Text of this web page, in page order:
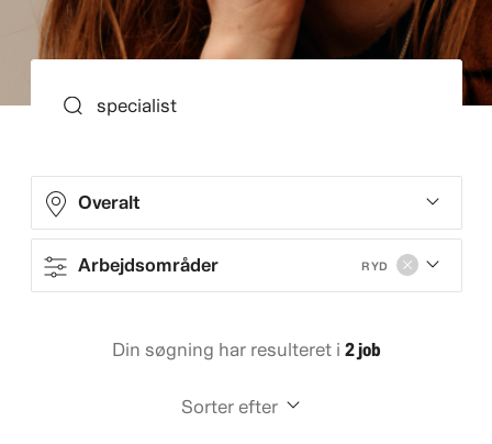
Overalt
Arbejdsområder RYD
Din søgning har resulteret i 2 job
Sorter efter